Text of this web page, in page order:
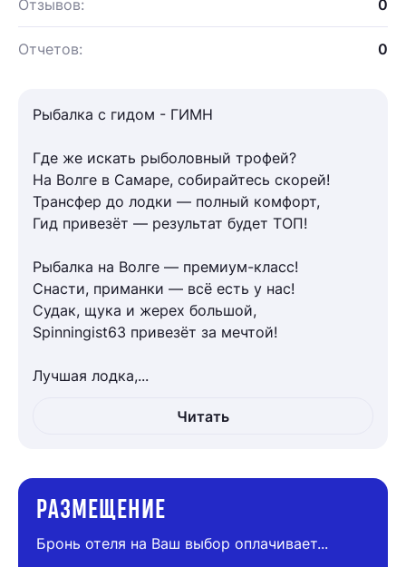
Отзывов: 0
Отчетов: 0
Рыбалка с гидом - ГИМН
Где же искать рыболовный трофей?
На Волге в Самаре, собирайтесь скорей!
Трансфер до лодки — полный комфорт,
Гид привезёт — результат будет ТОП!
Рыбалка на Волге — премиум-класс!
Снасти, приманки — всё есть у нас!
Судак, щука и жерех большой,
Spinningist63 привезёт за мечтой!
Лучшая лодка,...
Читать
РАЗМЕЩЕНИЕ
Бронь отеля на Ваш выбор оплачивает...